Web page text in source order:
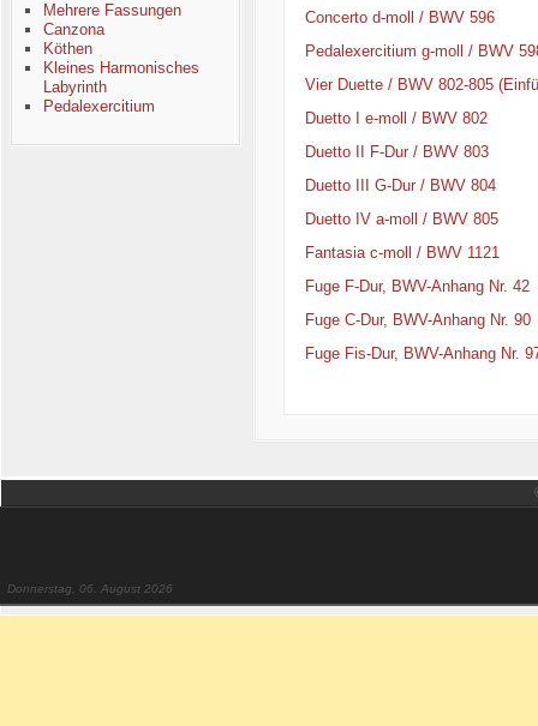
Mehrere Fassungen
Canzona
Köthen
Kleines Harmonisches
Labyrinth
Pedalexercitium
Concerto d-moll / BWV 596
Pedalexercitium g-moll / BWV
Vier Duette / BWV 802-805
Duetto I e-moll / BWV 802
Duetto II F-Dur / BWV 803
Duetto III G-Dur / BWV 804
Duetto IV a-moll / BWV 805
Fantasia c-moll / BWV 1121
Fuge F-Dur, BWV-Anhang Nr. 42
Fuge C-Dur, BWV-Anhang Nr. 90
Fuge Fis-Dur, BWV-Anhang Nr.
Donnerstag, 06. August 2026